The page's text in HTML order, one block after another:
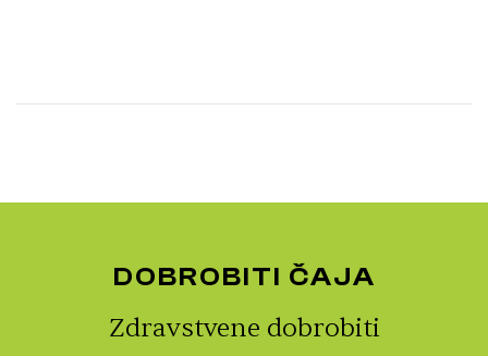
DOBROBITI ČAJA
Zdravstvene dobrobiti